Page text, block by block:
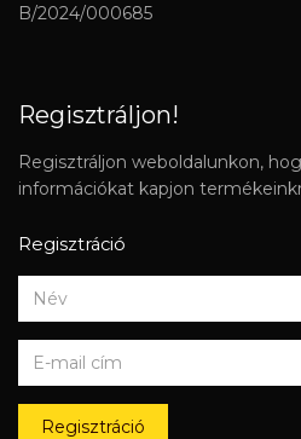
B/2024/000685
Regisztráljon!
Regisztráljon weboldalunkon,
információkat kapjon
Regisztráció
Regisztráció